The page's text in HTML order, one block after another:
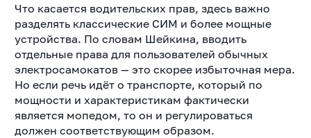
Что касается водительских прав, здесь важно
разделять классические СИМ и более мощные
устройства. По словам Шейкина, вводить
отдельные права для пользователей обычных
электросамокатов — это скорее избыточная мера.
Но если речь идёт о транспорте, который по
мощности и характеристикам фактически
является мопедом, то он и регулироваться
должен соответствующим образом.